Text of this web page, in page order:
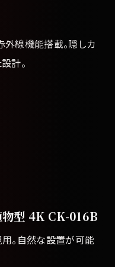
線機能搭載。隠しカ
計。
物型 4K CK-016B
。自然な設置が可能